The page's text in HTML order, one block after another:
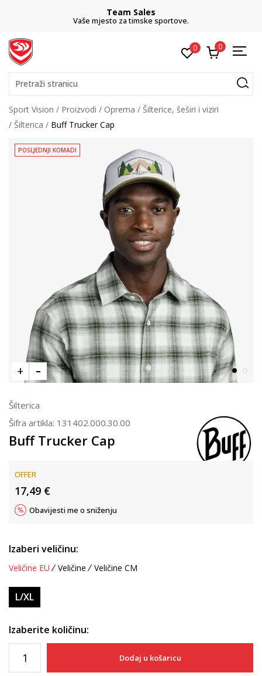
Team Sales
Vaše mjesto za timske sportove.
0 0
Pretraži stranicu
Sport Vision Proizvodi Oprema
Šilterice, šeširi i viziri
Šilterica
Buff Trucker Cap
POSLJEDNJI KOMADI
Šilterica
Šifra artikla: 131402.000.30.00
Buff Trucker Cap
OFFER
17,49 €
Obavijesti me o sniženju
Izaberi veličinu:
Veličine EU Veličine Veličine CM
L/XL
Izaberite količinu:
Dodaj u košaricu